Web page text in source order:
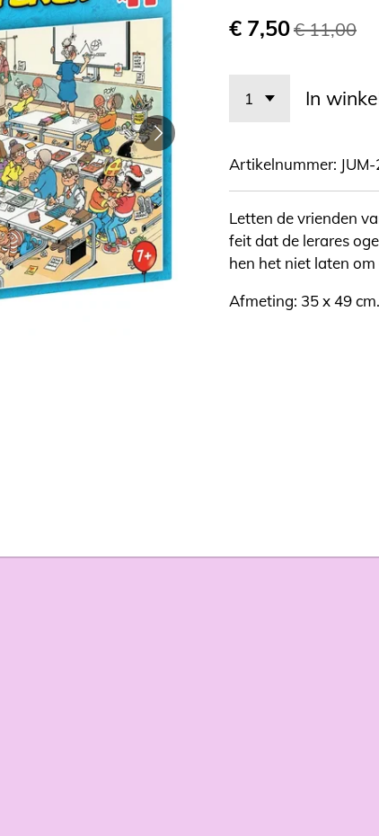
€ 7,50€ 11,00
In
Artikelnummer:
Letten de vrienden
feit dat de lerares
hen het niet laten
Afmeting: 35 x 49 cm.